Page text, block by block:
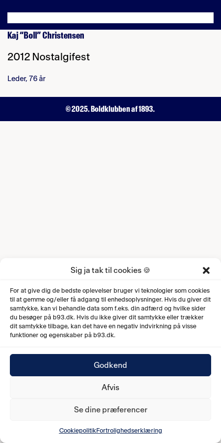
Sig ja tak til cookies 🍪
For at give dig de bedste oplevelser bruger vi teknologier som cookies
til at gemme og/eller få adgang til enhedsoplysninger. Hvis du giver dit
samtykke, kan vi behandle data som f.eks. din adfærd og hvilke sider
du besøger på b93.dk. Hvis du ikke giver dit samtykke eller trækker
dit samtykke tilbage, kan det have en negativ indvirkning på visse
funktioner og egenskaber på b93.dk.
Godkend
Afvis
Se dine præferencer
CookiepolitikFortrolighedserklæring
Kaj “Boll” Christensen
2012 Nostalgifest
Leder, 76 år
© 2025. Boldklubben af 1893.